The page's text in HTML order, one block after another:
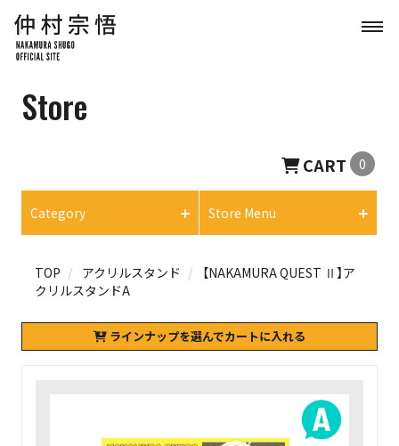
Store
CART 0
Category Store Menu
TOP アクリルスタンド
【NAKAMURA QUEST Ⅱ】ア
クリルスタンドA
ラインナップを選んでカートに入れる